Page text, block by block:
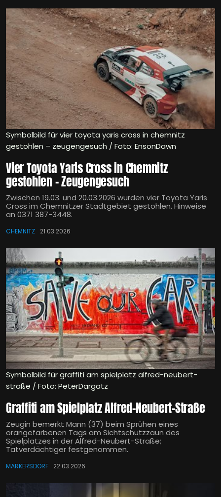
Symbolbild für vier toyota yaris cross in chemnitz
gestohlen – zeugengesuch / Foto: EnsonDawn
Vier Toyota Yaris Cross in Chemnitz
gestohlen – Zeugengesuch
Zwischen 19.03. und 20.03.2026 wurden vier Toyota Yaris
Cross im Chemnitzer Stadtgebiet gestohlen. Hinweise
an 0371 387-3448.
CHEMNITZ 21.03.2026
Symbolbild für graffiti am spielplatz alfred-neubert-
straße / Foto: PeterDargatz
Graffiti am Spielplatz Alfred-Neubert-Straße
Zeugin bemerkt Mann (37) beim Sprühen eines
orangefarbenen Tags am Sichtschutzzaun des
Spielplatzes in der Alfred-Neubert-Straße;
Tatverdächtiger festgenommen.
MARKERSDORF 22.03.2026